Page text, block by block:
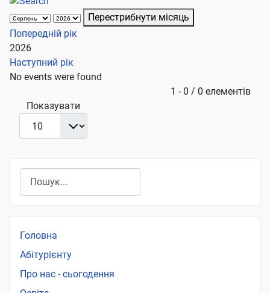
Перестрибнути місяць
Попередній рік
2026
Наступний рік
No events were found
1 - 0 / 0 елементів
Показувати
Головна
Абітурієнту
Про нас - сьогодення